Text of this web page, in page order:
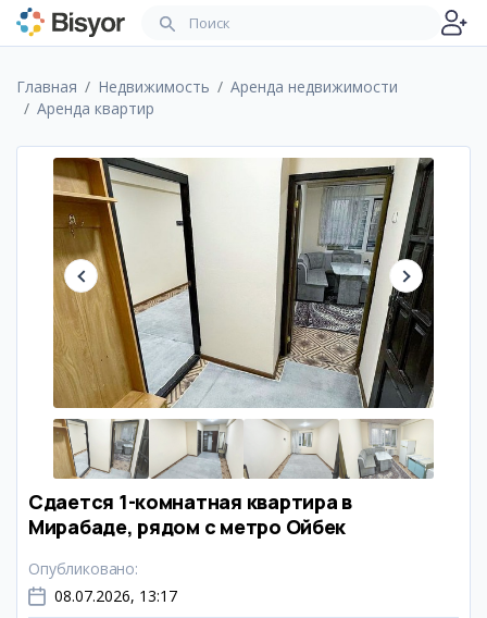
Главная Недвижимость
Аренда недвижимости
Аренда квартир
Сдается 1-комнатная квартира в
Мирабаде, рядом с метро Ойбек
Опубликовано:
08.07.2026, 13:17